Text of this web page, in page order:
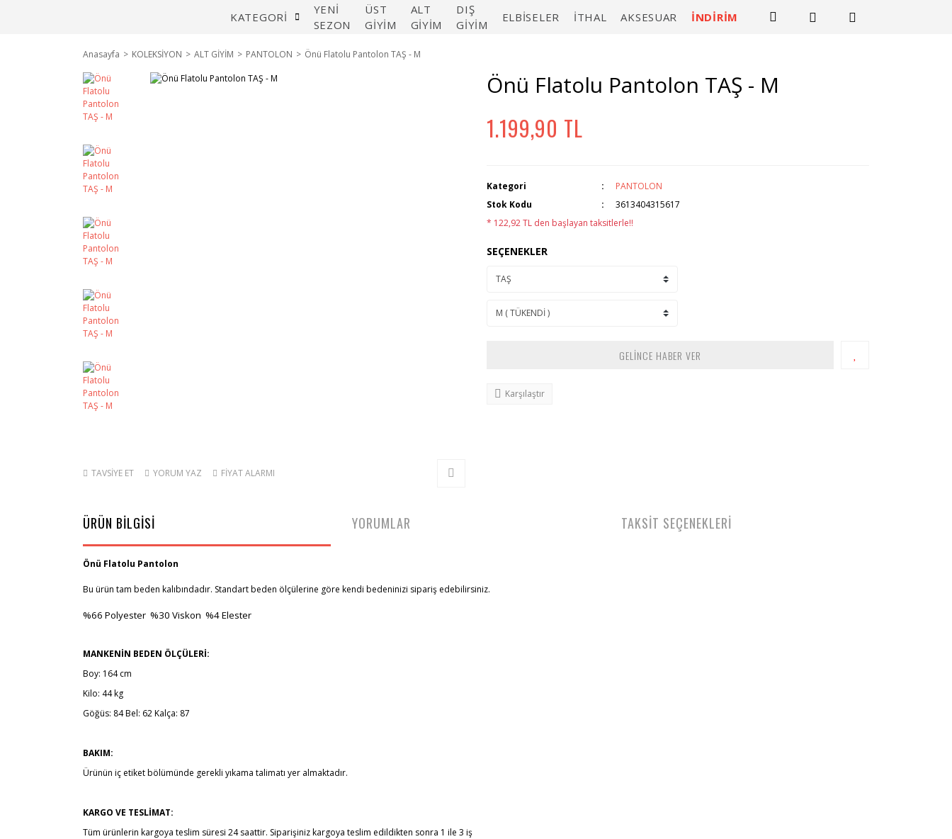
KATEGORİ
YENİ
SEZON
ÜST
GİYİM
ALT
GİYİM
DIŞ
GİYİM
ELBİSELER İTHAL AKSESUAR İNDİRİM
Anasayfa KOLEKSİYON ALT GİYİM PANTOLON Önü Flatolu Pantolon TAŞ - M
TAVSİYE ET YORUM YAZ FİYAT ALARMI
Önü Flatolu Pantolon TAŞ - M
1.199,90 TL
Kategori
PANTOLON
Stok Kodu
3613404315617
* 122,92 TL den başlayan taksitlerle!!
SEÇENEKLER
GELİNCE HABER VER
Karşılaştır
ÜRÜN BİLGİSİ
Önü Flatolu Pantolon
Bu ürün tam beden kalıbındadır. Standart beden ölçülerine göre kendi bedeninizi sipariş edebilirsiniz.
%66 Polyester %30 Viskon %4 Elester
MANKENİN BEDEN ÖLÇÜLERİ:
Boy: 164 cm
Kilo: 44 kg
Göğüs: 84 Bel: 62 Kalça: 87
BAKIM:
Ürünün iç etiket bölümünde gerekli yıkama talimatı yer almaktadır.
KARGO VE TESLİMAT:
Tüm ürünlerin kargoya teslim süresi 24 saattir. Siparişiniz kargoya teslim edildikten sonra 1 ile 3 iş
YORUMLAR TAKSİT SEÇENEKLERİ